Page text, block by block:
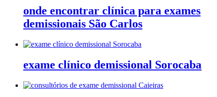
onde encontrar clínica para exames
demissionais São Carlos
exame clínico demissional Sorocaba